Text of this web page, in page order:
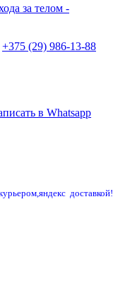
+375 (29) 986-13-88
яндекс доставкой!